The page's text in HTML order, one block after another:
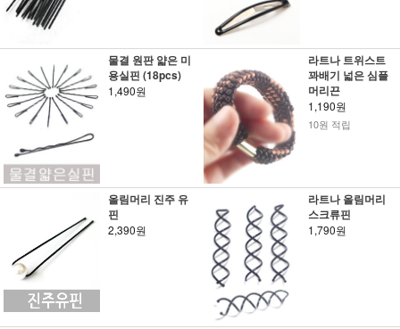
물결 원판 얇은 미
용실핀 (18pcs)
1,490원
라트나 트위스트
꽈배기 넓은 심플
머리끈
1,190원
10원 적립
올림머리 진주 유
핀
2,390원
라트나 올림머리
스크류핀
1,790원